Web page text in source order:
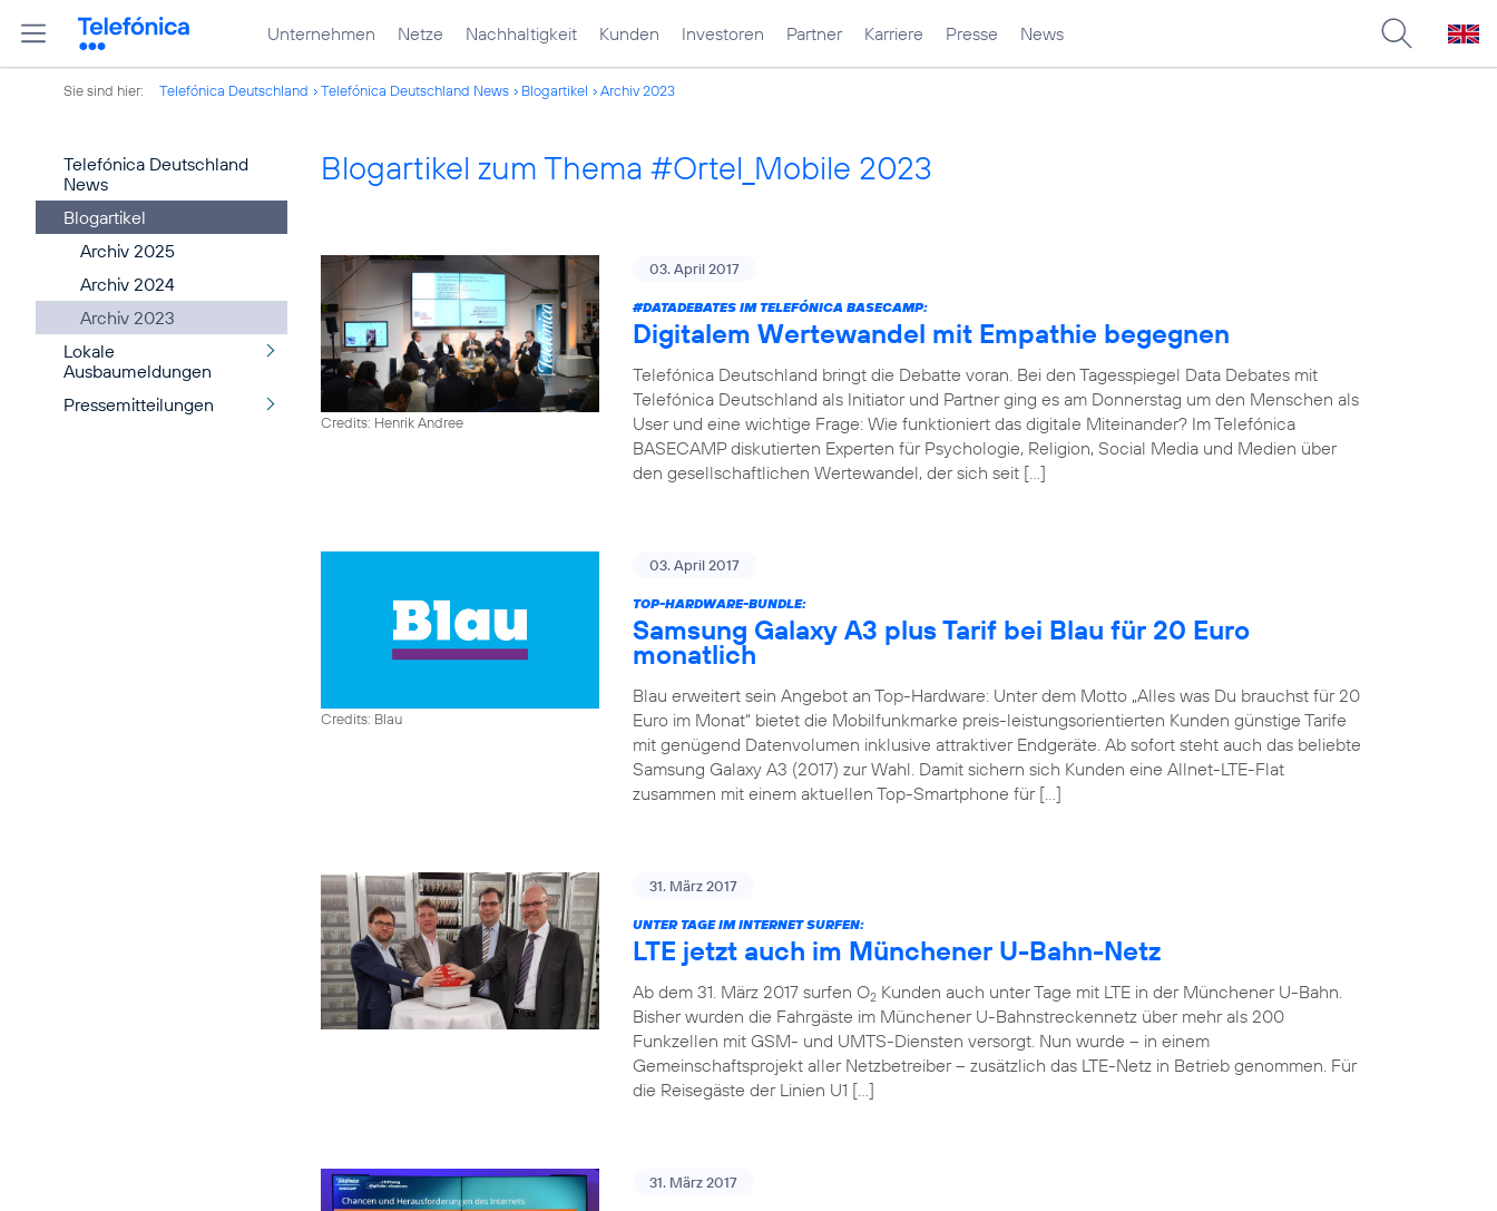
Unternehmen Netze Nachhaltigkeit Kunden Investoren Partner Karriere Presse News
Sie sind hier: Telefónica Deutschland Telefónica Deutschland News Blogartikel Archiv 2023
Telefónica Deutschland
News
Blogartikel
Archiv 2025
Archiv 2024
Archiv 2023
Lokale
Ausbaumeldungen
Pressemitteilungen
Blogartikel zum Thema #Ortel_Mobile 2023
Credits: Henrik Andree
03. April 2017
#DATADEBATES IM TELEFÓNICA BASECAMP:
Digitalem Wertewandel mit Empathie begegnen
Telefónica Deutschland bringt die Debatte voran. Bei den Tagesspiegel Data Debates mit
Telefónica Deutschland als Initiator und Partner ging es am Donnerstag um den Menschen als
User und eine wichtige Frage: Wie funktioniert das digitale Miteinander? Im Telefónica
BASECAMP diskutierten Experten für Psychologie, Religion, Social Media und Medien über
den gesellschaftlichen Wertewandel, der sich seit […]
Credits: Blau
03. April 2017
TOP-HARDWARE-BUNDLE:
Samsung Galaxy A3 plus Tarif bei Blau für 20 Euro
monatlich
Blau erweitert sein Angebot an Top-Hardware: Unter dem Motto „Alles was Du brauchst für 20
Euro im Monat“ bietet die Mobilfunkmarke preis-leistungsorientierten Kunden günstige Tarife
mit genügend Datenvolumen inklusive attraktiver Endgeräte. Ab sofort steht auch das beliebte
Samsung Galaxy A3 (2017) zur Wahl. Damit sichern sich Kunden eine Allnet-LTE-Flat
zusammen mit einem aktuellen Top-Smartphone für […]
31. März 2017
UNTER TAGE IM INTERNET SURFEN:
LTE jetzt auch im Münchener U-Bahn-Netz
Ab dem 31. März 2017 surfen O2 Kunden auch unter Tage mit LTE in der Münchener U-Bahn.
Bisher wurden die Fahrgäste im Münchener U-Bahnstreckennetz über mehr als 200
Funkzellen mit GSM- und UMTS-Diensten versorgt. Nun wurde – in einem
Gemeinschaftsprojekt aller Netzbetreiber – zusätzlich das LTE-Netz in Betrieb genommen. Für
die Reisegäste der Linien U1 […]
31. März 2017